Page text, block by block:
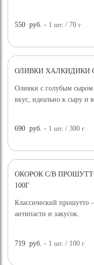
550 руб. - 1шт. / 70г
ОЛИВКИ ХАЛКИДИКИ
Оливки с голубым
вкус, идеально к сыру и
690 руб. - 1шт. / 300г
ОКОРОК С/В
100Г
Классический прошутто
антипасти и закусок.
719 руб. - 1шт. / 100г